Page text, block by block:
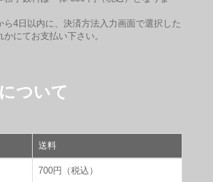
ら4日以内に、決済方法入力画面で選択した
にてお支払い下さい。
ついて
送料
700円（税込）